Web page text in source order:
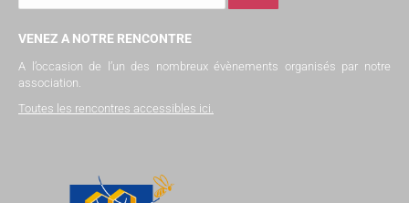
VENEZ A NOTRE RENCONTRE
A l’occasion de l’un des nombreux évènements organisés par notre
association.
Toutes les rencontres accessibles ici